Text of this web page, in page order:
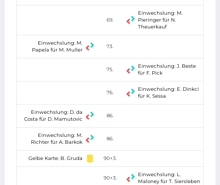
69.
Einwechslung: M.
Pieringer für N.
Theuerkauf
Einwechslung: M.
Papela für M. Muller
73.
75.
Einwechslung: J. Beste
für F. Pick
76.
Einwechslung: E. Dinkci
für K. Sessa
Einwechslung: D. da
Costa für D. Mamutovic
86.
Einwechslung: M.
Richter für A. Barkok
86.
Gelbe Karte: B. Gruda 90+3.
90+3.
Einwechslung: L.
Maloney für T. Siersleben